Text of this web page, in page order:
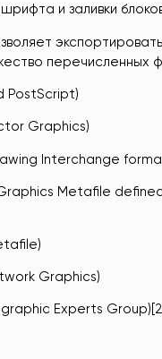
и заливки
перечисленных
PostScript)
Graphics)
Interchange
Metafile
Graphics)
Experts Group)[2]